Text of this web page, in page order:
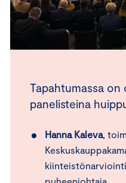
Tapahtumassa on
panelisteina
Hanna Kaleva,